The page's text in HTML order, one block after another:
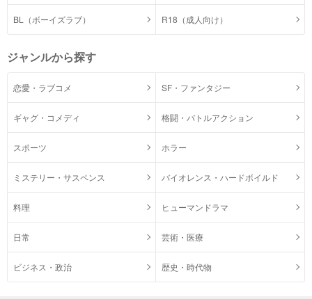
BL（ボーイズラブ） R18（成人向け）
ジャンルから探す
恋愛・ラブコメ SF・ファンタジー
ギャグ・コメディ 格闘・バトルアクション
スポーツ ホラー
ミステリー・サスペンス バイオレンス・ハードボイルド
料理 ヒューマンドラマ
日常 芸術・医療
ビジネス・政治 歴史・時代物